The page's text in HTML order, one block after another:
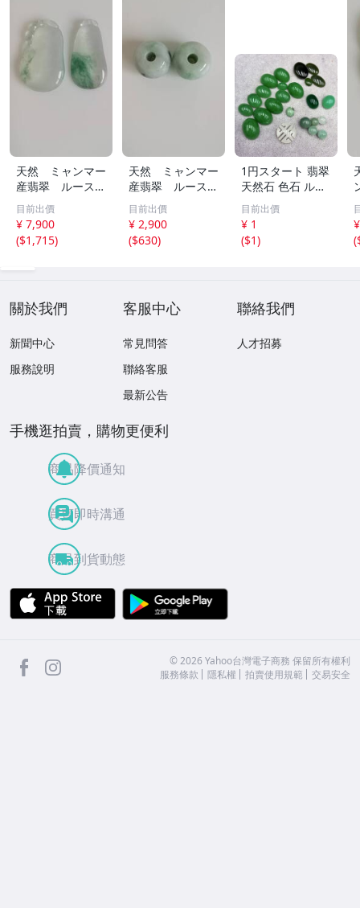
天然 ミャンマー
産翡翠 ルース
瓜 氷のように透
き通る 17ｘ8.5
ｘ2.4ｍｍ 3.5ct
と 17.6ｘ11
目前出價
¥ 7,900
($1,715)
天然 ミャンマー
産翡翠 ルース
18ｘ12.8ｍ
ｍ 40.5ct と
18.4ｘ13.3ｍｍ
43ct 注意事項
目前出價
¥ 2,900
($630)
1円スタート 翡翠
天然石 色石 ルー
ス まとめ 大量 ジ
ュエリー 宝石 総
重量約49.0g ヒス
イ HE0806ろ
目前出價
¥ 1
($1)
(
關於我們
新聞中心
服務說明
客服中心
常見問答
聯絡客服
最新公告
聯絡我們
人才招募
手機逛拍賣，購物更便利
商品降價通知
買賣即時溝通
商品到貨動態
APP Store
facebook ©2026 Yahoo台灣電子商務 保留所有權利
服務條款
隱私權 拍賣使用規範 交易安全